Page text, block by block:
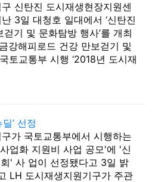
신탄진 도시재생현장지원센
3일 대청호 일대에서 ‘신탄진
기 및 문화탐방 행사’를 개최
강해피로드 건강 만보걷기 및
토교통부 시행 ‘2018년 도시재
’ 선정
가 국토교통부에서 시행하는
업화 지원비 사업 공모'에 '신
' 사 업이 선정됐다고 3일 밝
LH 도시재생지원기구가 주관